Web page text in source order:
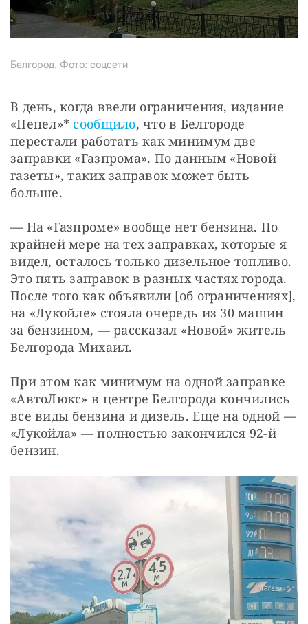
Белгород. Фото: соцсети
В день, когда ввели ограничения, издание
«Пепел»* сообщило, что в Белгороде
перестали работать как минимум две
заправки «Газпрома». По данным «Новой
газеты», таких заправок может быть
больше.
— На «Газпроме» вообще нет бензина. По
крайней мере на тех заправках, которые я
видел, осталось только дизельное топливо.
Это пять заправок в разных частях города.
После того как объявили [об ограничениях],
на «Лукойле» стояла очередь из 30 машин
за бензином, — рассказал «Новой» житель
Белгорода Михаил.
При этом как минимум на одной заправке
«АвтоЛюкс» в центре Белгорода кончились
все виды бензина и дизель. Еще на одной —
«Лукойла» — полностью закончился 92-й
бензин.